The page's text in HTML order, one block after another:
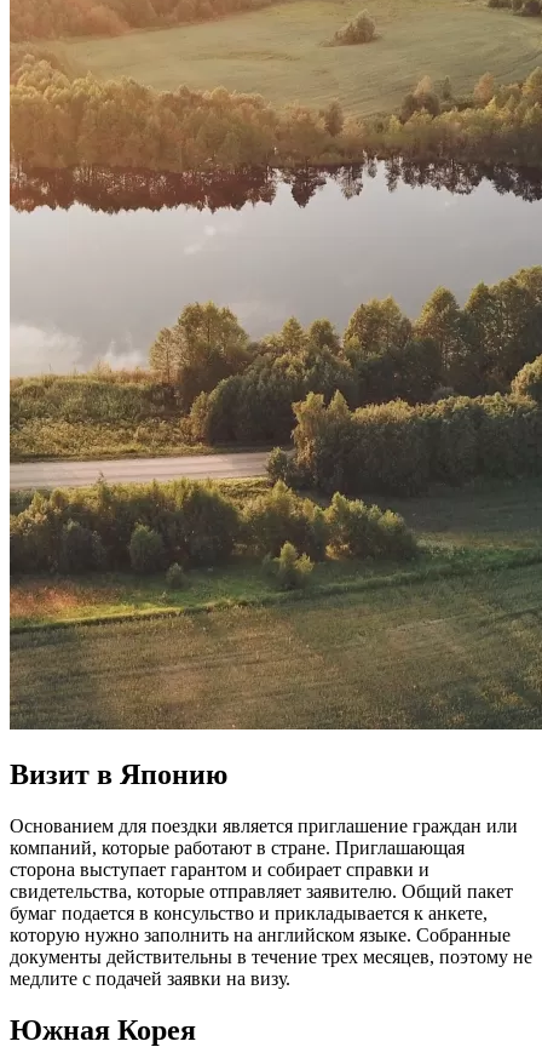
Визит в Японию
Основанием для поездки является приглашение граждан или
компаний, которые работают в стране. Приглашающая
сторона выступает гарантом и собирает справки и
свидетельства, которые отправляет заявителю. Общий пакет
бумаг подается в консульство и прикладывается к анкете,
которую нужно заполнить на английском языке. Собранные
документы действительны в течение трех месяцев, поэтому не
медлите с подачей заявки на визу.
Южная Корея